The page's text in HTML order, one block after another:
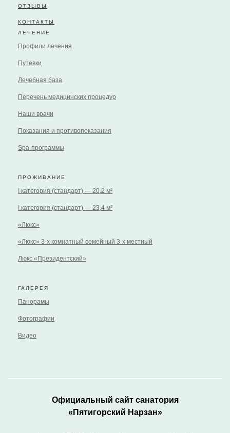
ОТЗЫВЫ
КОНТАКТЫ
ЛЕЧЕНИЕ
Профили лечения
Путевки
Лечебная база
Перечень медицинских процедур
Наши врачи
Показания и противопоказания
Spa-программы
ПРОЖИВАНИЕ
I категория (стандарт) — 20,2 м²
I категория (стандарт) — 23,4 м²
«Люкс»
«Люкс» 3-х комнатный семейный 3-х местный
Люкс «Президентский»
ГАЛЕРЕЯ
Панорамы
Фотографии
Видео
Официальный сайт санатория
«Пятигорский Нарзан»